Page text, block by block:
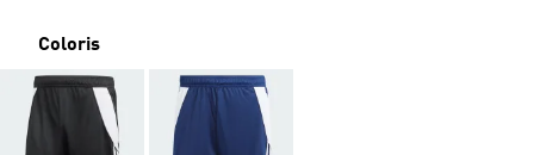
Coloris